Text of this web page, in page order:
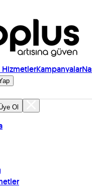
HizmetlerKampanyalar
Ol